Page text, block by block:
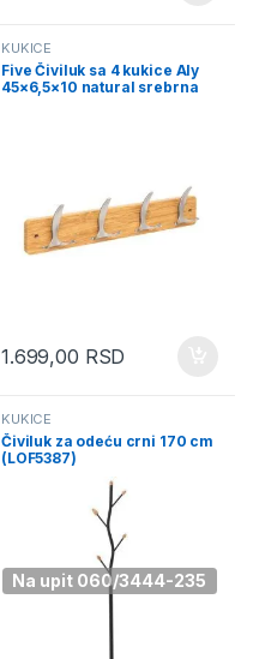
KUKICE
Five Čiviluk sa 4 kukice Aly
45×6,5×10 natural srebrna
1.699,00 RSD
Na upit 060/3444-235
KUKICE
Čiviluk za odeću crni 170 cm
(LOF5387)